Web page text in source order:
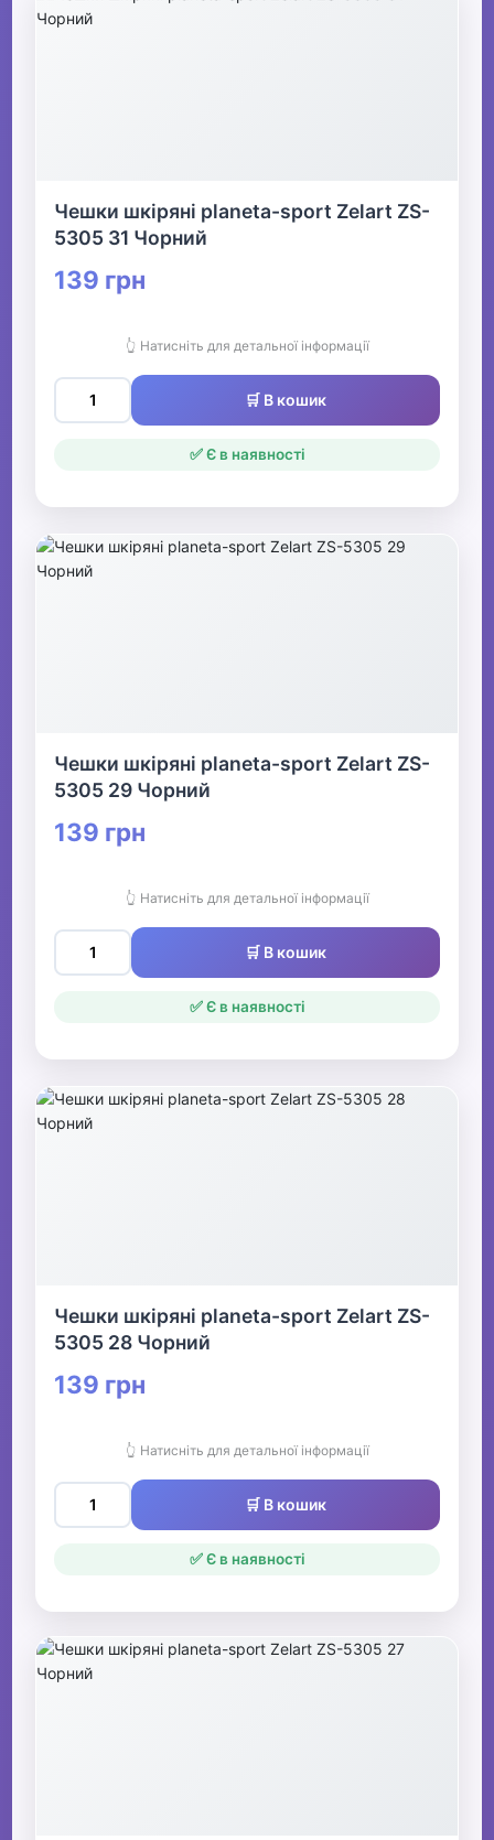
Чешки шкіряні planeta-sport Zelart ZS-
5305 31 Чорний
139 грн
👆 Натисніть для детальної інформації
🛒 В кошик
✅ Є в наявності
Чешки шкіряні planeta-sport Zelart ZS-
5305 29 Чорний
139 грн
👆 Натисніть для детальної інформації
🛒 В кошик
✅ Є в наявності
Чешки шкіряні planeta-sport Zelart ZS-
5305 28 Чорний
139 грн
👆 Натисніть для детальної інформації
🛒 В кошик
✅ Є в наявності